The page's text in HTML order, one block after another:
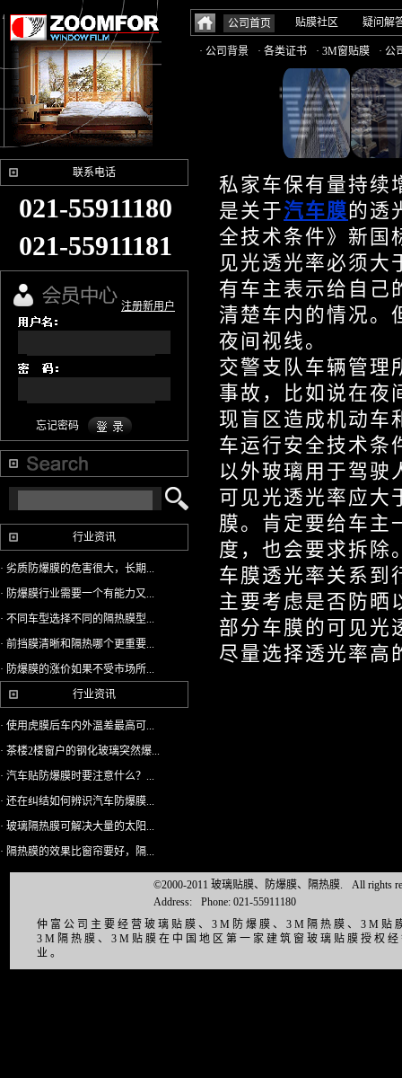
公司首页 贴膜社区 疑问解
· 公司背景 · 各类证书 · 3M窗贴膜 · 公
联系电话
021-55911180
021-55911181
注册新用户
忘记密码
行业资讯
· 劣质防爆膜的危害很大，长期...
· 防爆膜行业需要一个有能力又...
· 不同车型选择不同的隔热膜型...
· 前挡膜清晰和隔热哪个更重要...
· 防爆膜的涨价如果不受市场所...
行业资讯
· 使用虎膜后车内外温差最高可...
· 茶楼2楼窗户的钢化玻璃突然爆...
· 汽车贴防爆膜时要注意什么？...
· 还在纠结如何辨识汽车防爆膜...
· 玻璃隔热膜可解决大量的太阳...
· 隔热膜的效果比窗帘要好，隔...
私家车保有量持续
是关于汽车膜的透
全技术条件》新国
见光透光率必须大
有车主表示给自己
清楚车内的情况。
夜间视线。
交警支队车辆管理
事故，比如说在夜
现盲区造成机动车
车运行安全技术条
以外玻璃用于驾驶
可见光透光率应大
膜。肯定要给车主
度，也会要求拆除
车膜透光率关系到
主要考虑是否防晒
部分车膜的可见光
尽量选择透光率高
©2000-2011 玻璃贴膜、防爆膜、隔热膜.
All rights
Address:
Phone: 021-55911180
仲富公司主要经营玻璃贴膜、3M防爆膜、3M隔热膜、3M
3M隔热膜、3M贴膜在中国地区第一家建筑窗玻璃贴膜授权
业。